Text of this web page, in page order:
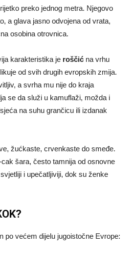
preko jednog metra. Njegovo
a glava jasno odvojena od vrata,
osobina otrovnica.
karakteristika je roščić na vrhu
od svih drugih evropskih zmija.
a svrha mu nije do kraja
se da služi u kamuflaži, možda i
na suhu grančicu ili izdanak
žućkaste, crvenkaste do smeđe.
šara, često tamnija od osnovne
i upečatljiviji, dok su ženke
po većem dijelu jugoistočne Evrope: